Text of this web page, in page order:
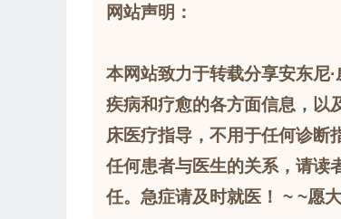
网站声明：
本网站致力于转载分享安东尼
疾病和疗愈的各方面信息，以
床医疗指导，不用于任何诊断
任何患者与医生的关系，请读
任。急症请及时就医！ ~ ~愿